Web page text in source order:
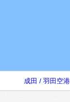
成田 / 羽田空